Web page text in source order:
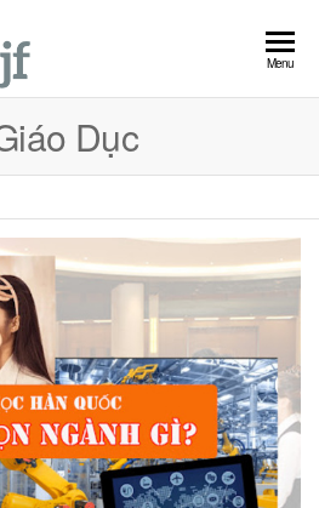
kiến
hay mỗi
ngày
Menu
Dục